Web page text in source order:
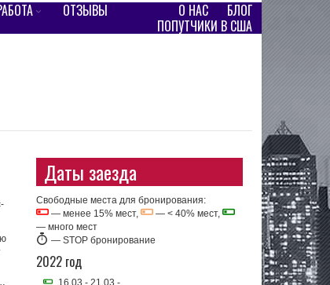
ОТЗЫВЫ БЛОГ
О НАС
ПОПУТЧИКИ В США
Даты заезда
Свободные места для бронирования:
— менее 15% мест,
— < 40% мест,
— много мест
— STOP бронирование
2022 год
16.03 - 21.03 -